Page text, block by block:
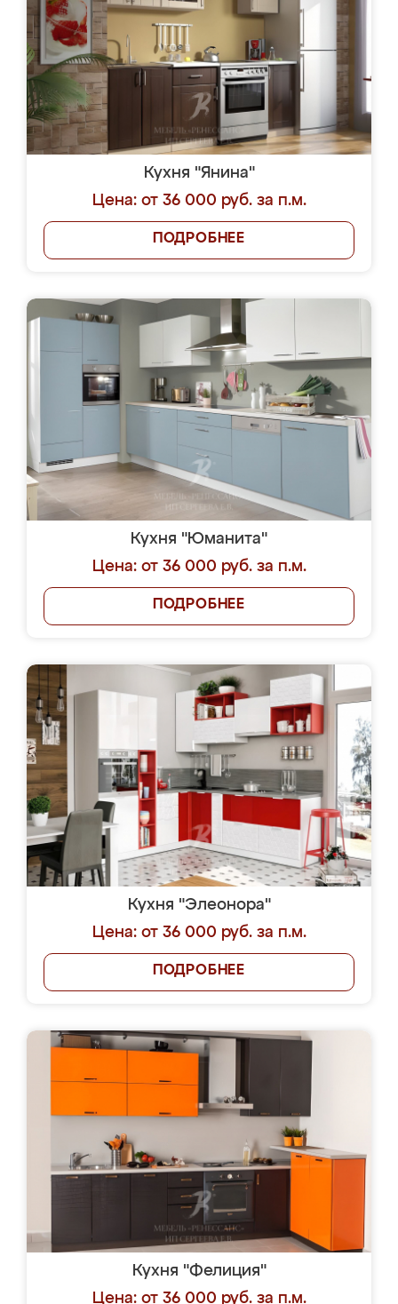
Кухня "Янина"
Цена: от 36 000 руб. за п.м.
ПОДРОБНЕЕ
Кухня "Юманита"
Цена: от 36 000 руб. за п.м.
ПОДРОБНЕЕ
Кухня "Элеонора"
Цена: от 36 000 руб. за п.м.
ПОДРОБНЕЕ
Кухня "Фелиция"
Цена: от 36 000 руб. за п.м.